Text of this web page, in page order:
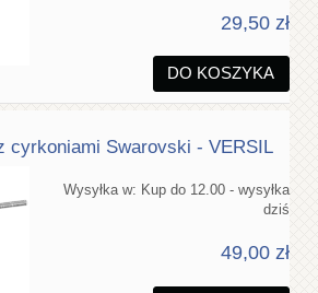
29,50 zł
DO KOSZYKA
cyrkoniami Swarovski - VERSIL
Wysyłka w: Kup do 12.00 - wysyłka
dziś
49,00 zł